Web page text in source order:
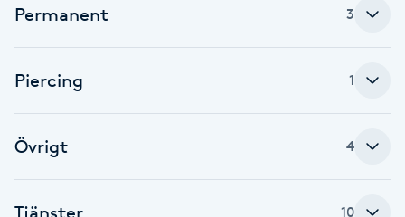
Brynformning
Brynplockning
Bröllopsuppsättning
Permanent 3
Piercing 1
Övrigt 4
Tjänster 10